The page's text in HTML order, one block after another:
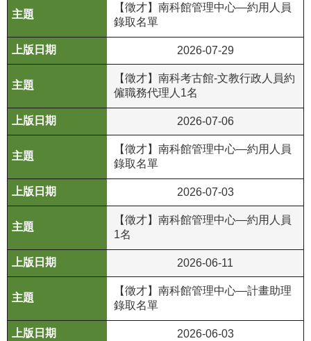
便
服
別
平
專
區
友
善
施
務
服
務
【徵才】南科館管理中心—約用人員
錄取名單
2026-07-29
【徵才】南科考古館-文教行政人員約
僱職務代理人1名
2026-07-06
【徵才】南科館管理中心—約用人員
錄取名單
2026-07-03
【徵才】南科館管理中心—約用人員
1名
2026-06-11
【徵才】南科館管理中心—計畫助理
錄取名單
2026-06-03